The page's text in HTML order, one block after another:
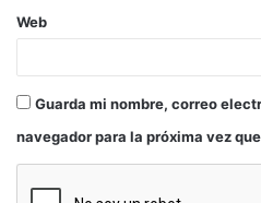
Web
Guarda mi nombre, correo
navegador para la próxima vez